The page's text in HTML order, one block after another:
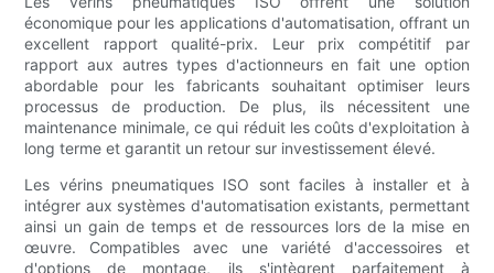
économique pour les applications d'automatisation, offrant un
excellent rapport qualité-prix. Leur prix compétitif par
rapport aux autres types d'actionneurs en fait une option
abordable pour les fabricants souhaitant optimiser leurs
processus de production. De plus, ils nécessitent une
maintenance minimale, ce qui réduit les coûts d'exploitation à
long terme et garantit un retour sur investissement élevé.
Les vérins pneumatiques ISO sont faciles à installer et à
intégrer aux systèmes d'automatisation existants, permettant
ainsi un gain de temps et de ressources lors de la mise en
œuvre. Compatibles avec une variété d'accessoires et
d'options de montage, ils s'intègrent parfaitement à